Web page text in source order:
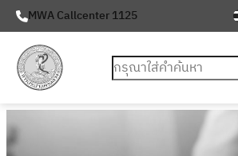
MWA Callcenter 1125
ค้นหา